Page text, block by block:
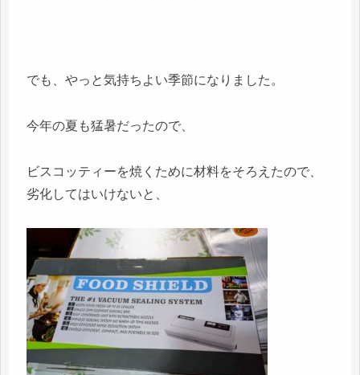
でも、やっと気持ちよい季節になりました。
今年の夏も猛暑だったので、
ビスコッティーを焼くために材料をそろえたので、
劣化してはいけないと、